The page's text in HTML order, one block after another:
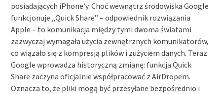
posiadających iPhone’y. Choć wewnątrz środowiska Google
funkcjonuje „Quick Share” – odpowiednik rozwiązania
Apple – to komunikacja między tymi dwoma światami
zazwyczaj wymagała użycia zewnętrznych komunikatorów,
co wiązało się z kompresją plików i zużyciem danych. Teraz
Google wprowadza historyczną zmianę: funkcja Quick
Share zaczyna oficjalnie współpracować z AirDropem.
Oznacza to, że pliki mogą być przesyłane bezpośrednio i